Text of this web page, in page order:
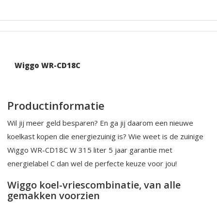
Wiggo WR-CD18C
Productinformatie
Wil jij meer geld besparen? En ga jij daarom een nieuwe
koelkast kopen die energiezuinig is? Wie weet is de zuinige
Wiggo WR-CD18C W 315 liter 5 jaar garantie met
energielabel C dan wel de perfecte keuze voor jou!
Wiggo koel-vriescombinatie, van alle
gemakken voorzien